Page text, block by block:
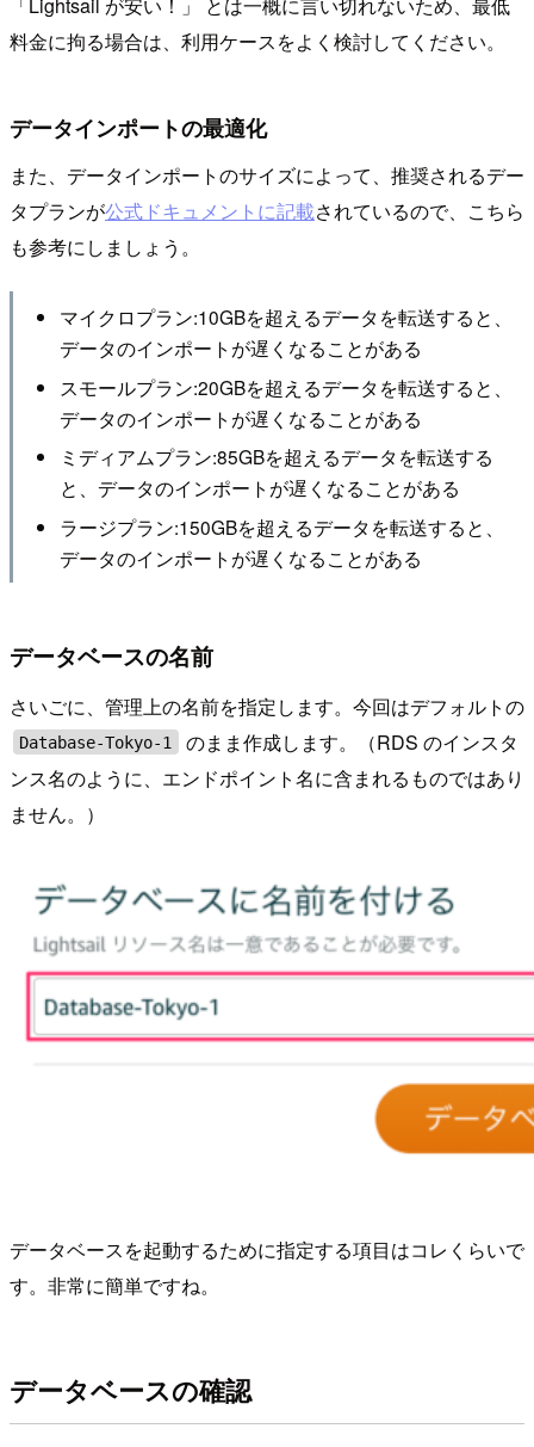
「Lightsail が安い！」 とは一概に言い切れないため、最低
料金に拘る場合は、利用ケースをよく検討してください。
データインポートの最適化
また、データインポートのサイズによって、推奨されるデー
タプランが公式ドキュメントに記載されているので、こちら
も参考にしましょう。
マイクロプラン:10GBを超えるデータを転送すると、
データのインポートが遅くなることがある
スモールプラン:20GBを超えるデータを転送すると、
データのインポートが遅くなることがある
ミディアムプラン:85GBを超えるデータを転送する
と、データのインポートが遅くなることがある
ラージプラン:150GBを超えるデータを転送すると、
データのインポートが遅くなることがある
データベースの名前
さいごに、管理上の名前を指定します。今回はデフォルトの
Database-Tokyo-1
のまま作成します。（RDS のインスタ
ンス名のように、エンドポイント名に含まれるものではあり
ません。）
データベースを起動するために指定する項目はコレくらいで
す。非常に簡単ですね。
データベースの確認